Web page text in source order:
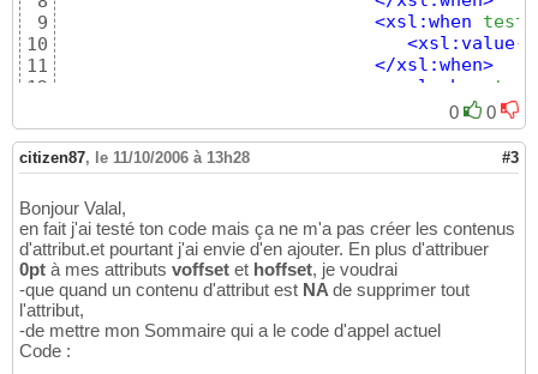
9
10
11
12
14
15
16
18
19
20
21
22
23
24
<xsl:when
test
<xsl:value-
</xsl:when>
<xsl:when
test
<xsl:value-of
</xsl:when>
test
<xsl:value-of
</xsl:otherwise
</xsl:choose>
</xsl:attribute>
</xsl:for-each>
<xsl:apply-templates
0 0
citizen87, le 11/10/2006 à 13h28 #3
Bonjour Valal,
en fait j'ai testé ton code mais ça ne m'a pas créer les contenus
d'attribut.et pourtant j'ai envie d'en ajouter. En plus d'attribuer
0pt à mes attributs voffset et hoffset, je voudrai
-que quand un contenu d'attribut est NA de supprimer tout
l'attribut,
-de mettre mon Sommaire qui a le code d'appel actuel
Code :